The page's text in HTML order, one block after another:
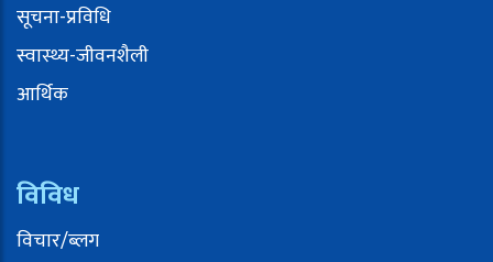
सूचना-प्रविधि
स्वास्थ्य-जीवनशैली
आर्थिक
विविध
विचार/ब्लग